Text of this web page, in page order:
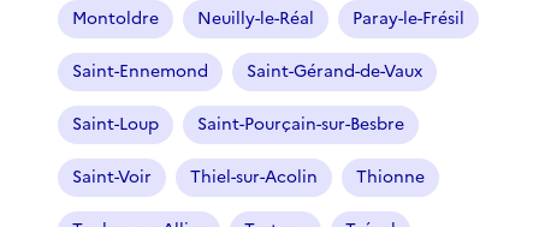
Montoldre Neuilly-le-Réal Paray-le-Frésil
Saint-Ennemond Saint-Gérand-de-Vaux
Saint-Loup Saint-Pourçain-sur-Besbre
Saint-Voir Thiel-sur-Acolin Thionne